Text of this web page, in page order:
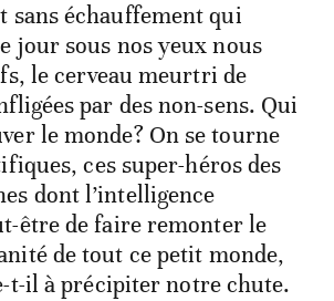
sans échauffement qui
jour sous nos yeux nous
le cerveau meurtri de
par des non-sens. Qui
le monde? On se tourne
ces super-héros des
dont l’intelligence
être de faire remonter le
de tout ce petit monde,
t-il à précipiter notre chute.